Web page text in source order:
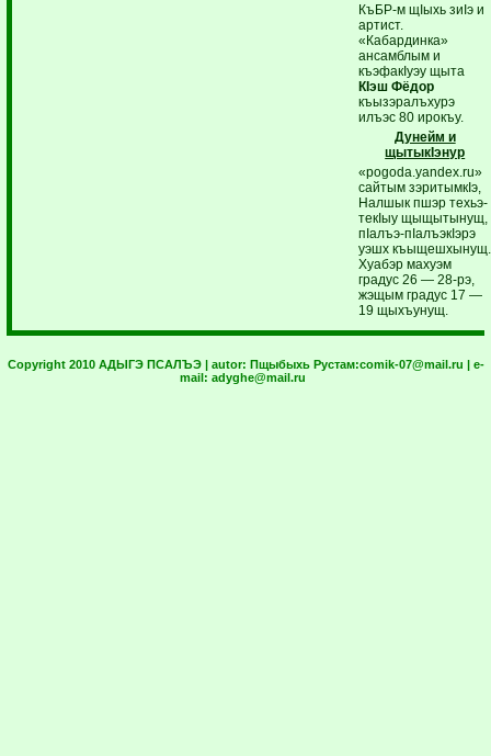
КъБР-м щIыхь зиIэ и
артист.
«Кабардинка»
ансамблым и
къэфакIуэу щыта
КIэш Фёдор
къызэралъхурэ
илъэс 80 ирокъу.
Дунейм и
щытыкIэнур
«pogoda.yandex.ru»
сайтым зэритымкIэ,
Налшык пшэр техьэ-
текIыу щыщытынущ,
пIалъэ-пIалъэкIэрэ
уэшх къыщешхынущ.
Хуабэр махуэм
градус 26 — 28-рэ,
жэщым градус 17 —
19 щыхъунущ.
Copyright 2010 АДЫГЭ ПСАЛЪЭ | autor: Пщыбыхь Рустам:comik-07@mail.ru | e-
mail: adyghe@mail.ru